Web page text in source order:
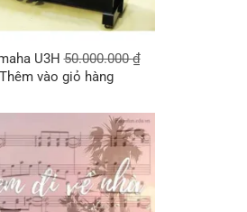
U3H 50.000.000₫
Thêm vào giỏ hàng